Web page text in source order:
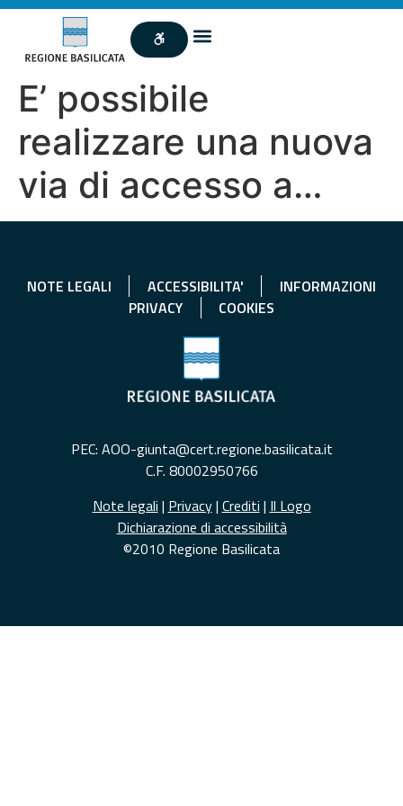
E’ possibile
realizzare una nuova
via di accesso a…
NOTE LEGALI ACCESSIBILITA'
INFORMAZIONI
PRIVACY
COOKIES
PEC: AOO-giunta@cert.regione.basilicata.it
C.F. 80002950766
Note legali | Privacy| Crediti | Il Logo
Dichiarazione di accessibilità
©2010 Regione Basilicata